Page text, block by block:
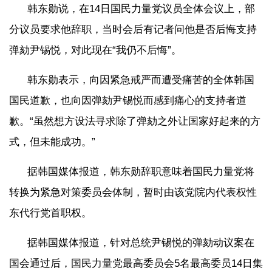
韩东勋说，在14日国民力量党议员全体会议上，部
分议员要求他辞职，当时会后有记者问他是否后悔支持
弹劾尹锡悦，对此现在“我仍不后悔”。
韩东勋表示，向因紧急戒严而遭受痛苦的全体韩国
国民道歉，也向因弹劾尹锡悦而感到痛心的支持者道
歉。“虽然想方设法寻求除了弹劾之外让国家好起来的方
式，但未能成功。”
据韩国媒体报道，韩东勋辞职意味着国民力量党将
转换为紧急对策委员会体制，暂时由该党院内代表权性
东代行党首职权。
据韩国媒体报道，针对总统尹锡悦的弹劾动议案在
国会通过后，国民力量党最高委员会5名最高委员14日集